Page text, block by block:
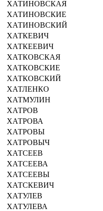
ХАТИНОВСКАЯ
ХАТИНОВСКИЕ
ХАТИНОВСКИЙ
ХАТКЕВИЧ
ХАТКЕЕВИЧ
ХАТКОВСКАЯ
ХАТКОВСКИЕ
ХАТКОВСКИЙ
ХАТЛЕНКО
ХАТМУЛИН
ХАТРОВ
ХАТРОВА
ХАТРОВЫ
ХАТРОВЫЧ
ХАТСЕЕВ
ХАТСЕЕВА
ХАТСЕЕВЫ
ХАТСКЕВИЧ
ХАТУЛЕВ
ХАТУЛЕВА